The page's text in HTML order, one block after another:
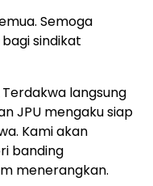
Semoga
sindikat
langsung
JPU mengaku siap
Kami akan
banding
menerangkan.